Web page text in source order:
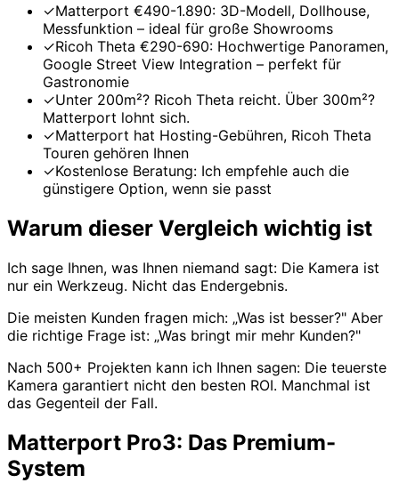
✓Matterport €490-1.890: 3D-Modell, Dollhouse,
Messfunktion – ideal für große Showrooms
✓Ricoh Theta €290-690: Hochwertige Panoramen,
Google Street View Integration – perfekt für
Gastronomie
✓Unter 200m²? Ricoh Theta reicht. Über 300m²?
Matterport lohnt sich.
✓Matterport hat Hosting-Gebühren, Ricoh Theta
Touren gehören Ihnen
✓Kostenlose Beratung: Ich empfehle auch die
günstigere Option, wenn sie passt
Warum dieser Vergleich wichtig ist
Ich sage Ihnen, was Ihnen niemand sagt: Die Kamera ist
nur ein Werkzeug. Nicht das Endergebnis.
Die meisten Kunden fragen mich: „Was ist besser?" Aber
die richtige Frage ist: „Was bringt mir mehr Kunden?"
Nach 500+ Projekten kann ich Ihnen sagen: Die teuerste
Kamera garantiert nicht den besten ROI. Manchmal ist
das Gegenteil der Fall.
Matterport Pro3: Das Premium-
System